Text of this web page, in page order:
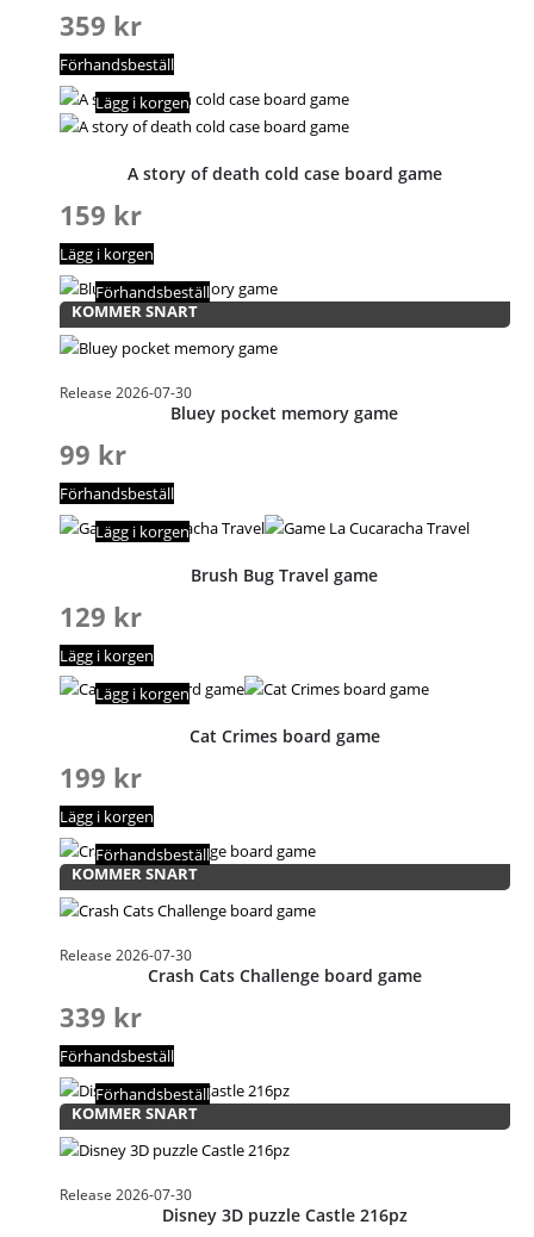
359 kr
Förhandsbeställ
Lägg i korgen
A story of death cold case board game
159 kr
Lägg i korgen
KOMMER SNART
Release 2026-07-30
Förhandsbeställ
Bluey pocket memory game
99 kr
Förhandsbeställ
Lägg i korgen
Brush Bug Travel game
129 kr
Lägg i korgen
Lägg i korgen
Cat Crimes board game
199 kr
Lägg i korgen
KOMMER SNART
Release 2026-07-30
Förhandsbeställ
Crash Cats Challenge board game
339 kr
Förhandsbeställ
KOMMER SNART
Release 2026-07-30
Förhandsbeställ
Disney 3D puzzle Castle 216pz